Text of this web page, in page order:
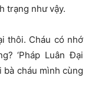
trạng như vậy.
thôi. Cháu có nhớ
‘Pháp Luân Đại
bà cháu mình cùng